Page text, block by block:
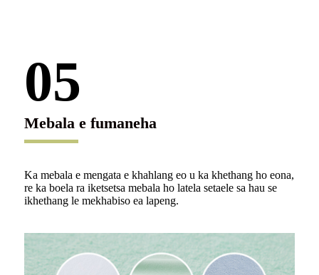
05
Mebala e fumaneha
Ka mebala e mengata e khahlang eo u ka khethang ho eona,
re ka boela ra iketsetsa mebala ho latela setaele sa hau se
ikhethang le mekhabiso ea lapeng.